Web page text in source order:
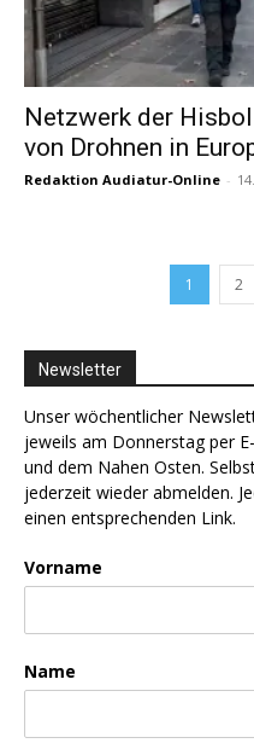
Netzwerk der
von Drohnen in
Redaktion Audiatur-Online -
1 2
Newsletter
Unser wöchentlicher
jeweils am Donnerstag per
und dem Nahen Osten.
jederzeit wieder abmelden.
einen entsprechenden Link.
Vorname
Name